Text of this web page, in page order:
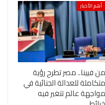
أهم الأخبار
من فيينا.. مصر تطرح رؤية
متكاملة للعدالة الجنائية في
مواجهة عالم تتغير فيه